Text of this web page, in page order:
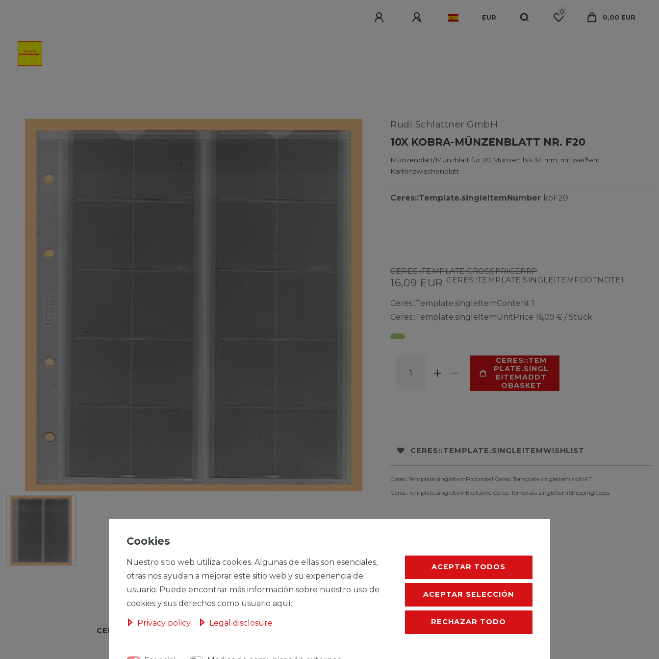
EUR
0
0,00 EUR
Rudi Schlattner GmbH
10X KOBRA-MÜNZENBLATT NR. F20
Münzenblatt/Münzblatt für 20 Münzen bis 34 mm, mit weißem
Kartonzwischenblatt
Ceres::Template.singleItemNumber koF20
CERES::TEMPLATE.CROSSPRICERRP
16,09 EUR CERES::TEMPLATE.SINGLEITEMFOOTNOTE1
Ceres::Template.singleItemContent 1
Ceres::Template.singleItemUnitPrice 16,09 € / Stück
CERES::TEM
PLATE.SINGL
EITEMADDT
OBASKET
CERES::TEMPLATE.SINGLEITEMWISHLIST
Ceres::Template.singleItemFootnote1 Ceres::Template.singleItemInclVAT
Ceres::Template.singleItemExclusive Ceres::Template.singleItemShippingCosts
CERES::TEMPLATE.SINGLEITEMDESCRIPTION
Cookies
Nuestro sitio web utiliza cookies. Algunas de ellas son esenciales,
otras nos ayudan a mejorar este sitio web y su experiencia de
usuario. Puede encontrar más información sobre nuestro uso de
cookies y sus derechos como usuario aquí:
Privacy policy Legal disclosure
ACEPTAR TODOS
ACEPTAR SELECCIÓN
RECHAZAR TODO